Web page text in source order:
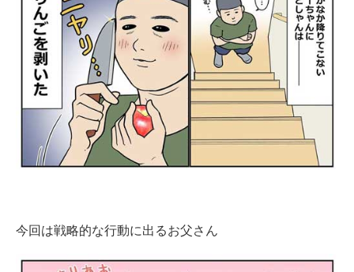
今回は戦略的な行動に出るお父さん